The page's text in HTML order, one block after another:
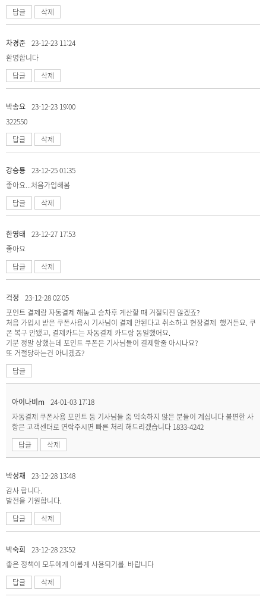
답글
삭제
차경준 23-12-23 11:24
환영합니다
답글
삭제
박송요 23-12-23 19:00
322550
답글
삭제
강승룡 23-12-25 01:35
좋아요...처음가입해봄
답글
삭제
한영태
23-12-27 17:53
좋아요
답글
삭제
걱정
23-12-28 02:05
포인트 결제랑 자동결제 해놓고 승차후 계산할 때 거절되진 않겠죠?
처음 가입시 받은 쿠폰사용시 기사님이 결제 안된다고 취소하고 현장결제 했거든요. 쿠
폰 복구 안됐고, 결제카드는 자동결제 카드랑 동일했어요.
기분 정말 상했는데 포인트 쿠폰은 기사님들이 결제할줄 아시나요?
또 거절당하는건 아니겠죠?
답글
아이나비m
24-01-03 17:18
자동결제 쿠폰사용 포인트 등 기사님들 중 익숙하지 않은 분들이 계십니다 불편한 사
항은 고객센터로 연락주시면 빠른 처리 해드리겠습니다 1833-4242
답글
삭제
박성채
23-12-28 13:48
감사 합니다.
발전을 기원합니다.
답글
삭제
박숙희
23-12-28 23:52
좋은 정책이 모두에게 이롭게 사용되기를. 바랍니다
답글
삭제